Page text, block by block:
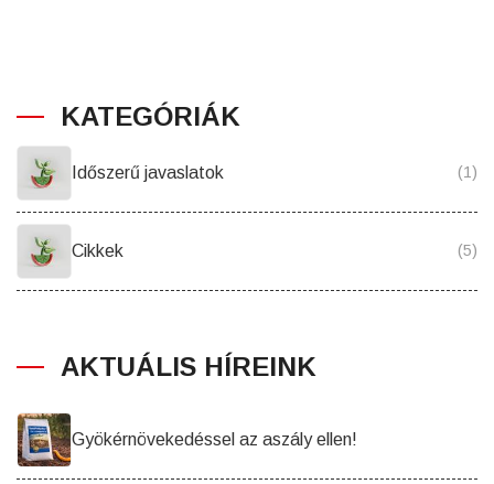
KATEGÓRIÁK
Időszerű javaslatok (1)
Cikkek (5)
AKTUÁLIS HÍREINK
Gyökérnövekedéssel az aszály ellen!